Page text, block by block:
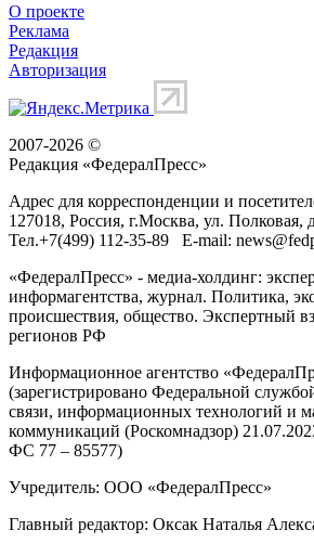
О проекте
Реклама
Редакция
Авторизация
2007-2026 ©
Редакция «ФедералПресс»
Адрес для корреспонденции и
127018, Россия, г.Москва, ул. Полковая,
Тел.+7(499) 112-35-89 E-mail:
«ФедералПресс» - медиа-холдинг:
информагентства, журнал. Политика,
происшествия, общество. Экспертный
регионов РФ
Информационное агентство
(зарегистрировано Федеральной
связи, информационных технологий и
коммуникаций (Роскомнадзор)
ФС 77 – 85577)
Учредитель: ООО «ФедералПресс»
Главный редактор: Оксак Наталья